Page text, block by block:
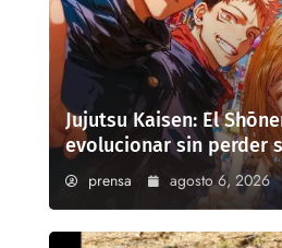
Jujutsu Kaisen: El
evolucionar sin perder
prensa agosto 6, 2026